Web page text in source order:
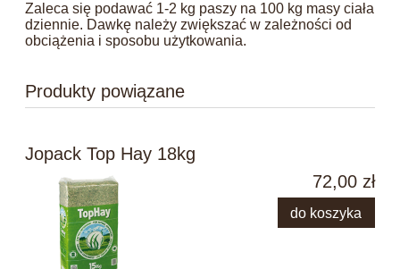
Zaleca się podawać 1-2 kg paszy na 100 kg masy ciała
dziennie. Dawkę należy zwiększać w zależności od
obciążenia i sposobu użytkowania.
Produkty powiązane
Jopack Top Hay 18kg
72,00 zł
do koszyka